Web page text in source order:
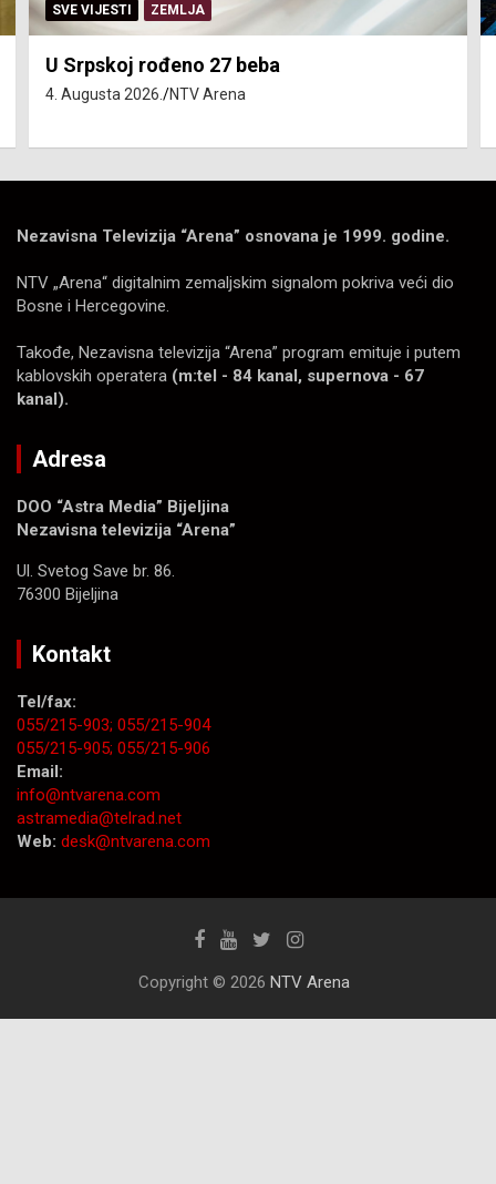
SERVISNE INFORMACIJE
Isključenja vode – utorak 4. avgust
4. Augusta 2026. NTV Arena
Nezavisna Televizija “Arena” osnovana je 1999. godine.
NTV „Arena“ digitalnim zemaljskim signalom pokriva veći dio
Bosne i Hercegovine.
Takođe, Nezavisna televizija “Arena” program emituje i putem
kablovskih operatera (m:tel - 84 kanal, supernova - 67
kanal).
Adresa
DOO “Astra Media” Bijeljina
Nezavisna televizija “Arena”
Ul. Svetog Save br. 86.
76300 Bijeljina
Kontakt
Tel/fax:
055/215-903; 055/215-904
055/215-905; 055/215-906
Email:
info@ntvarena.com
astramedia@telrad.net
Web: desk@ntvarena.com
Copyright © 2026 NTV Arena